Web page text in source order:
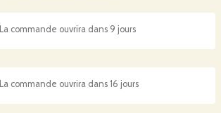
La commande ouvrira dans 9 jours
La commande ouvrira dans 16 jours